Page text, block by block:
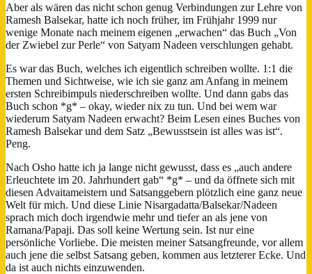
Aber als wären das nicht schon genug Verbindungen zur Lehre von
Ramesh Balsekar, hatte ich noch früher, im Frühjahr 1999 nur
wenige Monate nach meinem eigenen „erwachen“ das Buch „Von
der Zwiebel zur Perle“ von Satyam Nadeen verschlungen gehabt.
Es war das Buch, welches ich eigentlich schreiben wollte. 1:1 die
Themen und Sichtweise, wie ich sie ganz am Anfang in meinem
ersten Schreibimpuls niederschreiben wollte. Und dann gabs das
Buch schon *g* – okay, wieder nix zu tun. Und bei wem war
wiederum Satyam Nadeen erwacht? Beim Lesen eines Buches von
Ramesh Balsekar und dem Satz „Bewusstsein ist alles was ist“.
Peng.
Nach Osho hatte ich ja lange nicht gewusst, dass es „auch andere
Erleuchtete im 20. Jahrhundert gab“ *g* – und da öffnete sich mit
diesen Advaitameistern und Satsanggebern plötzlich eine ganz neue
Welt für mich. Und diese Linie Nisargadatta/Balsekar/Nadeen
sprach mich doch irgendwie mehr und tiefer an als jene von
Ramana/Papaji. Das soll keine Wertung sein. Ist nur eine
persönliche Vorliebe. Die meisten meiner Satsangfreunde, vor allem
auch jene die selbst Satsang geben, kommen aus letzterer Ecke. Und
da ist auch nichts einzuwenden.